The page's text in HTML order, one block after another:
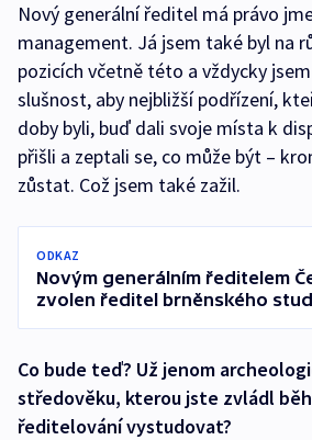
Nový generální ředitel má právo
management. Já jsem také byl na
pozicích včetně této a vždycky
slušnost, aby nejbližší podřízení,
doby byli, buď dali svoje místa k
přišli a zeptali se, co může být –
zůstat. Což jsem také zažil.
ODKAZ
Novým generálním ředitelem
zvolen ředitel brněnského
Co bude teď? Už jenom
středověku, kterou jste zvládl
ředitelování vystudovat?